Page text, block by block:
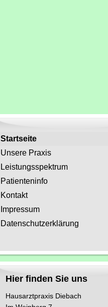
Startseite
Unsere Praxis
Leistungsspektrum
Patienteninfo
Kontakt
Impressum
Datenschutzerklärung
Hier finden Sie uns
Hausarztpraxis Diebach